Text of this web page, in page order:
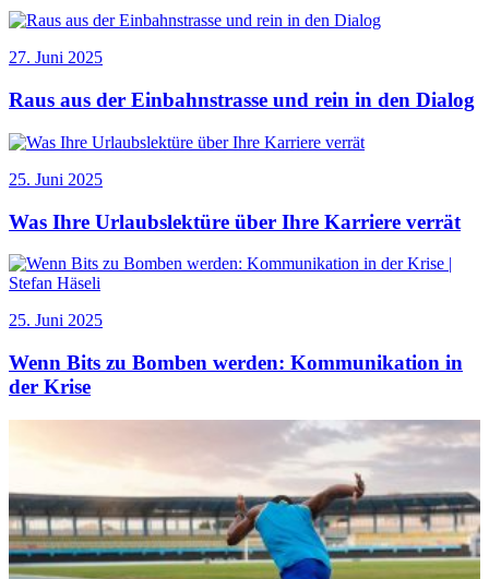
27. Juni 2025
Raus aus der Einbahnstrasse und rein in den Dialog
25. Juni 2025
Was Ihre Urlaubslektüre über Ihre Karriere verrät
25. Juni 2025
Wenn Bits zu Bomben werden: Kommunikation in
der Krise